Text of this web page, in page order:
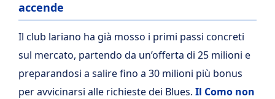
accende
Il club lariano ha già mosso i primi passi concreti
sul mercato, partendo da un’offerta di 25 milioni e
preparandosi a salire fino a 30 milioni più bonus
per avvicinarsi alle richieste dei Blues. Il Como non